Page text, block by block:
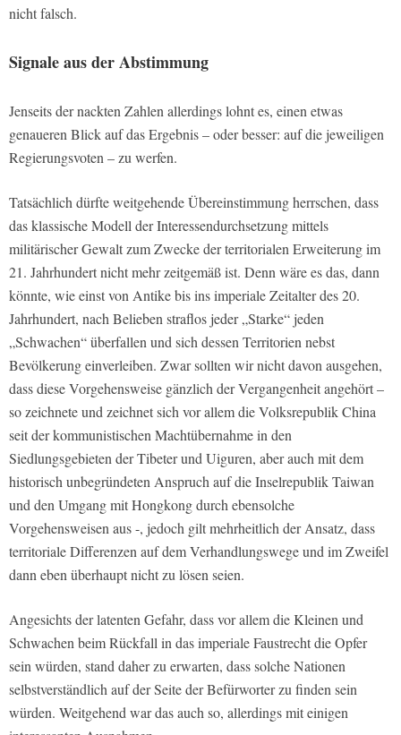
nicht falsch.
Signale aus der Abstimmung
Jenseits der nackten Zahlen allerdings lohnt es, einen etwas
genaueren Blick auf das Ergebnis – oder besser: auf die jeweiligen
Regierungsvoten – zu werfen.
Tatsächlich dürfte weitgehende Übereinstimmung herrschen, dass
das klassische Modell der Interessendurchsetzung mittels
militärischer Gewalt zum Zwecke der territorialen Erweiterung im
21. Jahrhundert nicht mehr zeitgemäß ist. Denn wäre es das, dann
könnte, wie einst von Antike bis ins imperiale Zeitalter des 20.
Jahrhundert, nach Belieben straflos jeder „Starke“ jeden
„Schwachen“ überfallen und sich dessen Territorien nebst
Bevölkerung einverleiben. Zwar sollten wir nicht davon ausgehen,
dass diese Vorgehensweise gänzlich der Vergangenheit angehört –
so zeichnete und zeichnet sich vor allem die Volksrepublik China
seit der kommunistischen Machtübernahme in den
Siedlungsgebieten der Tibeter und Uiguren, aber auch mit dem
historisch unbegründeten Anspruch auf die Inselrepublik Taiwan
und den Umgang mit Hongkong durch ebensolche
Vorgehensweisen aus -, jedoch gilt mehrheitlich der Ansatz, dass
territoriale Differenzen auf dem Verhandlungswege und im Zweifel
dann eben überhaupt nicht zu lösen seien.
Angesichts der latenten Gefahr, dass vor allem die Kleinen und
Schwachen beim Rückfall in das imperiale Faustrecht die Opfer
sein würden, stand daher zu erwarten, dass solche Nationen
selbstverständlich auf der Seite der Befürworter zu finden sein
würden. Weitgehend war das auch so, allerdings mit einigen